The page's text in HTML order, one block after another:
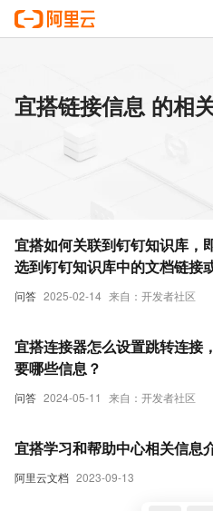
宜搭链接信息 的相
问答 2025-02-14 来自：开发者社区
宜搭如何关联到钉钉知识库，
选到钉钉知识库中的文档链接
问答 2024-05-11 来自：开发者社区
宜搭连接器怎么设置跳转连接
要哪些信息？
阿里云文档 2023-09-13
宜搭学习和帮助中心相关信息